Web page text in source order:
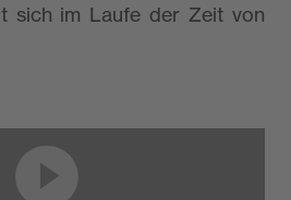
sich im Laufe der Zeit von